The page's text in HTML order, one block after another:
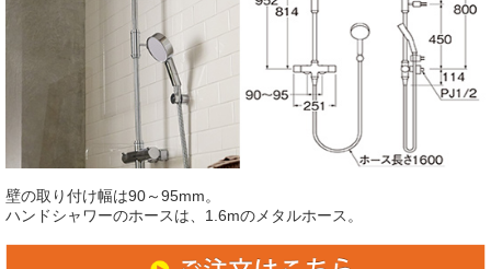
壁の取り付け幅は90～95mm。
ハンドシャワーのホースは、1.6mのメタルホース。